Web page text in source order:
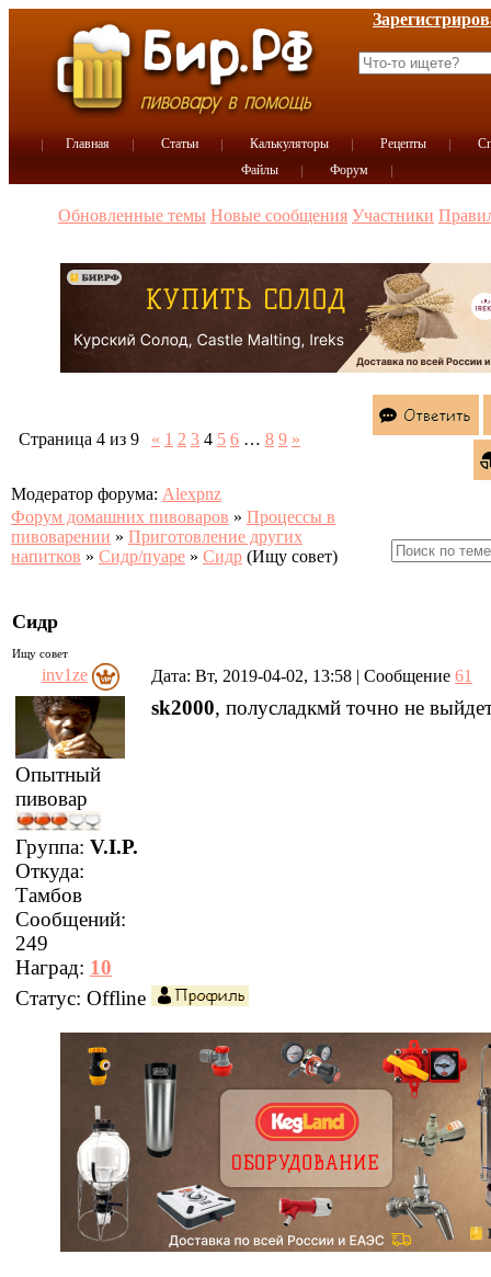
Главная Статьи Калькуляторы Рецепты
Файлы
Форум
Обновленные темы Новые сообщения Участники
Страница 4 из 9 « 1 2 3 4 5 6 … 8 9 »
Модератор форума: Alexpnz
Форум домашних пивоваров » Процессы в
пивоварении » Приготовление других
напитков » Сидр/пуаре » Сидр (Ищу совет)
Сидр
Ищу совет
inv1ze Дата: Вт, 2019-04-02, 13:58 | Сообщение 61
Опытный
пивовар
Группа: V.I.P.
Откуда:
Тамбов
Сообщений:
249
Наград: 10
sk2000, полусладкмй точно не
Статус: Offline